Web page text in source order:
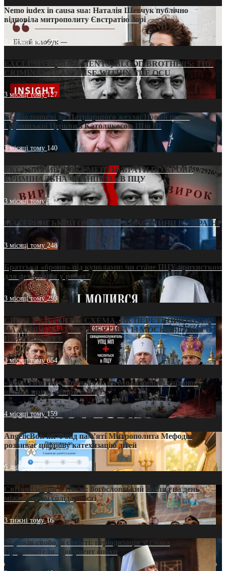
Nemo iudex in causa sua: Наталія Шевчук публічно
відповіла митрополиту Євстратію Зорі
3 місяці тому213
EXCLUSIVE (DOCUMENTS)/BLOOD BROTHERS: THE
CRIMINAL FRANCHISE WITHIN THE OCU
3 місяці тому127
Від віолончелі до Патріаршого жезла: Новий шлях
Грузинської Церкви з Католикосом Шіо III
3 місяці тому 140
ЕКСКЛЮЗИВ (ДОКУМЕНТИ)/БРАТИ ПО КРОВІ:
КРИМІНАЛЬНА ФРАНШИЗА В ПЦУ
3 місяці тому542
МАТЕРИНСЬКИЙ ОМОРФОР В ЧАС ВІЙНИ В УКРАЇНІ
3 місяці тому248
Братська «броня» під куполами: чи стане ПЦУ прихистком
для дезертирів у рясах?
3 місяці тому293
СВЯТІ УХИЛЯНТИ: СХЕМА, ЯК ПЕРЕТВОРИТИ ПЦУ
НА «ОФШОР» ДЛЯ ДЕЗЕРТИРА ІЗ МОСКОВСЬКОГО
ПАТРІАРХАТУ
3 місяці тому654
«Кейс Тихона» у Тернополі: як Молитовний сніданок
оголив кризу довіри в ПЦУ
4 місяці тому159
AngelicBot: як Фонд пам’яті Митрополита Мефодія
розвиває цифрову катехизацію дітей
6 днів тому9
Світові лідери в Києві: богословський погляд на день
міжнародної солідарності
3 тижні тому16
35 років свободи совісті: періодизація зі слова
Предстоятеля. Документ епохи